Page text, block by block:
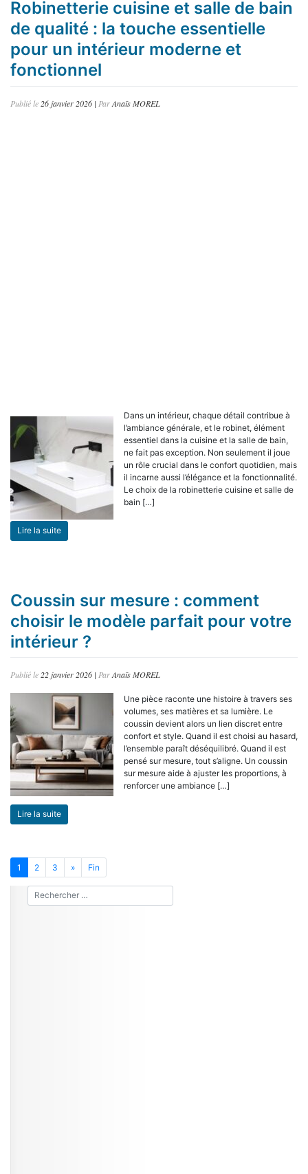
Robinetterie cuisine et salle de bain
de qualité : la touche essentielle
pour un intérieur moderne et
fonctionnel
Publié le 26 janvier 2026 | ParAnaïs MOREL
Dans un intérieur, chaque détail contribue à
l’ambiance générale, et le robinet, élément
essentiel dans la cuisine et la salle de bain,
ne fait pas exception. Non seulement il joue
un rôle crucial dans le confort quotidien, mais
il incarne aussi l’élégance et la fonctionnalité.
Le choix de la robinetterie cuisine et salle de
bain […]
Lire la suite
Coussin sur mesure : comment
choisir le modèle parfait pour votre
intérieur ?
Publié le 22 janvier 2026 | ParAnaïs MOREL
Une pièce raconte une histoire à travers ses
volumes, ses matières et sa lumière. Le
coussin devient alors un lien discret entre
confort et style. Quand il est choisi au hasard,
l’ensemble paraît déséquilibré. Quand il est
pensé sur mesure, tout s’aligne. Un coussin
sur mesure aide à ajuster les proportions, à
renforcer une ambiance […]
Lire la suite
1 2 3 » Fin